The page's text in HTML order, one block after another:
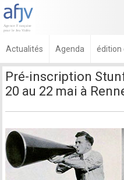
Actualités Agenda édition
Pré-inscription
20 au 22 mai à